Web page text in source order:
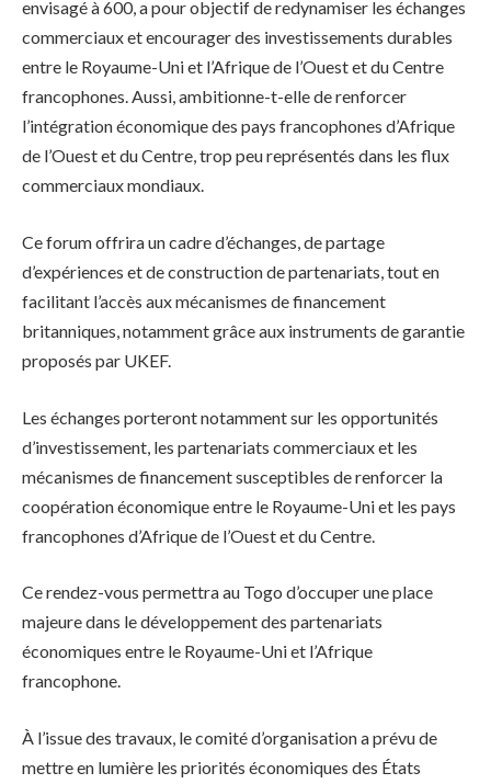
envisagé à 600, a pour objectif de redynamiser les échanges
commerciaux et encourager des investissements durables
entre le Royaume-Uni et l’Afrique de l’Ouest et du Centre
francophones. Aussi, ambitionne-t-elle de renforcer
l’intégration économique des pays francophones d’Afrique
de l’Ouest et du Centre, trop peu représentés dans les flux
commerciaux mondiaux.
Ce forum offrira un cadre d’échanges, de partage
d’expériences et de construction de partenariats, tout en
facilitant l’accès aux mécanismes de financement
britanniques, notamment grâce aux instruments de garantie
proposés par UKEF.
Les échanges porteront notamment sur les opportunités
d’investissement, les partenariats commerciaux et les
mécanismes de financement susceptibles de renforcer la
coopération économique entre le Royaume-Uni et les pays
francophones d’Afrique de l’Ouest et du Centre.
Ce rendez-vous permettra au Togo d’occuper une place
majeure dans le développement des partenariats
économiques entre le Royaume-Uni et l’Afrique
francophone.
À l’issue des travaux, le comité d’organisation a prévu de
mettre en lumière les priorités économiques des États